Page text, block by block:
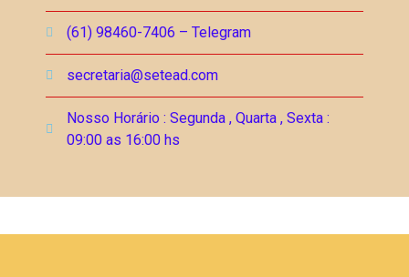
(61) 98460-7406 – Telegram
secretaria@setead.com
Nosso Horário : Segunda , Quarta , Sexta :
09:00 as 16:00 hs